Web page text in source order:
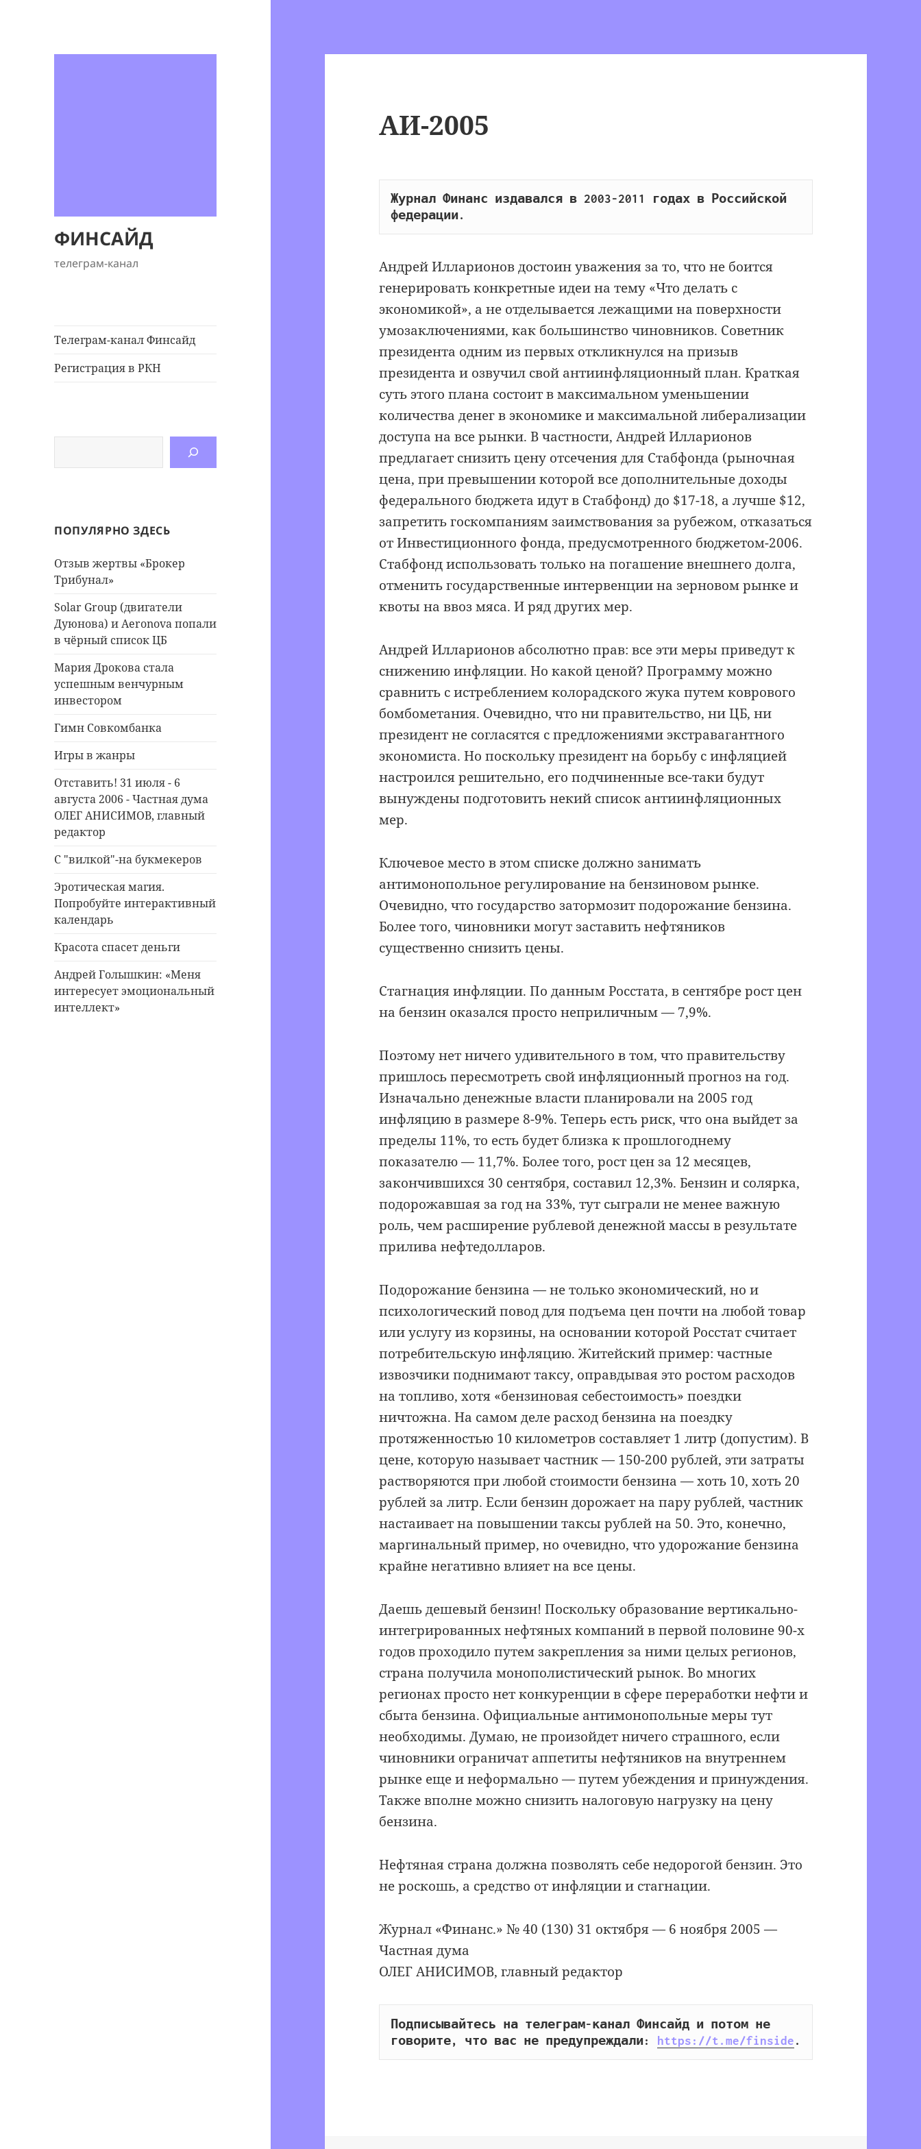
ФИНСАЙД
телеграм-канал
Телеграм-канал Финсайд
Регистрация в РКН
ПОПУЛЯРНО ЗДЕСЬ
Отзыв жертвы «Брокер
Трибунал»
Solar Group (двигатели
Дуюнова) и Aeronova попали
в чёрный список ЦБ
Мария Дрокова стала
успешным венчурным
инвестором
Гимн Совкомбанка
Игры в жанры
Отставить! 31 июля - 6
августа 2006 - Частная дума
ОЛЕГ АНИСИМОВ, главный
редактор
С "вилкой"-на букмекеров
Эротическая магия.
Попробуйте интерактивный
календарь
Красота спасет деньги
Андрей Голышкин: «Меня
интересует эмоциональный
интеллект»
АИ-2005
Журнал Финанс издавался в 2003-2011 годах в Российской
федерации.
Андрей Илларионов достоин уважения за то, что не боится
генерировать конкретные идеи на тему «Что делать с
экономикой», а не отделывается лежащими на поверхности
умозаключениями, как большинство чиновников. Советник
президента одним из первых откликнулся на призыв
президента и озвучил свой антиинфляционный план. Краткая
суть этого плана состоит в максимальном уменьшении
количества денег в экономике и максимальной либерализации
доступа на все рынки. В частности, Андрей Илларионов
предлагает снизить цену отсечения для Стабфонда (рыночная
цена, при превышении которой все дополнительные доходы
федерального бюджета идут в Стабфонд) до $17-18, а лучше $12,
запретить госкомпаниям заимствования за рубежом, отказаться
от Инвестиционного фонда, предусмотренного бюджетом-2006.
Стабфонд использовать только на погашение внешнего долга,
отменить государственные интервенции на зерновом рынке и
квоты на ввоз мяса. И ряд других мер.
Андрей Илларионов абсолютно прав: все эти меры приведут к
снижению инфляции. Но какой ценой? Программу можно
сравнить с истреблением колорадского жука путем коврового
бомбометания. Очевидно, что ни правительство, ни ЦБ, ни
президент не согласятся с предложениями экстравагантного
экономиста. Но поскольку президент на борьбу с инфляцией
настроился решительно, его подчиненные все-таки будут
вынуждены подготовить некий список антиинфляционных
мер.
Ключевое место в этом списке должно занимать
антимонопольное регулирование на бензиновом рынке.
Очевидно, что государство затормозит подорожание бензина.
Более того, чиновники могут заставить нефтяников
существенно снизить цены.
Стагнация инфляции. По данным Росстата, в сентябре рост цен
на бензин оказался просто неприличным — 7,9%.
Поэтому нет ничего удивительного в том, что правительству
пришлось пересмотреть свой инфляционный прогноз на год.
Изначально денежные власти планировали на 2005 год
инфляцию в размере 8-9%. Теперь есть риск, что она выйдет за
пределы 11%, то есть будет близка к прошлогоднему
показателю — 11,7%. Более того, рост цен за 12 месяцев,
закончившихся 30 сентября, составил 12,3%. Бензин и солярка,
подорожавшая за год на 33%, тут сыграли не менее важную
роль, чем расширение рублевой денежной массы в результате
прилива нефтедолларов.
Подорожание бензина — не только экономический, но и
психологический повод для подъема цен почти на любой товар
или услугу из корзины, на основании которой Росстат считает
потребительскую инфляцию. Житейский пример: частные
извозчики поднимают таксу, оправдывая это ростом расходов
на топливо, хотя «бензиновая себестоимость» поездки
ничтожна. На самом деле расход бензина на поездку
протяженностью 10 километров составляет 1 литр (допустим). В
цене, которую называет частник — 150-200 рублей, эти затраты
растворяются при любой стоимости бензина — хоть 10, хоть 20
рублей за литр. Если бензин дорожает на пару рублей, частник
настаивает на повышении таксы рублей на 50. Это, конечно,
маргинальный пример, но очевидно, что удорожание бензина
крайне негативно влияет на все цены.
Даешь дешевый бензин! Поскольку образование вертикально-
интегрированных нефтяных компаний в первой половине 90-х
годов проходило путем закрепления за ними целых регионов,
страна получила монополистический рынок. Во многих
регионах просто нет конкуренции в сфере переработки нефти и
сбыта бензина. Официальные антимонопольные меры тут
необходимы. Думаю, не произойдет ничего страшного, если
чиновники ограничат аппетиты нефтяников на внутреннем
рынке еще и неформально — путем убеждения и принуждения.
Также вполне можно снизить налоговую нагрузку на цену
бензина.
Нефтяная страна должна позволять себе недорогой бензин. Это
не роскошь, а средство от инфляции и стагнации.
Журнал «Финанс.» № 40 (130) 31 октября — 6 ноября 2005 —
Частная дума
ОЛЕГ АНИСИМОВ, главный редактор
Подписывайтесь на телеграм-канал Финсайд и потом не
говорите, что вас не предупреждали: https://t.me/finside .